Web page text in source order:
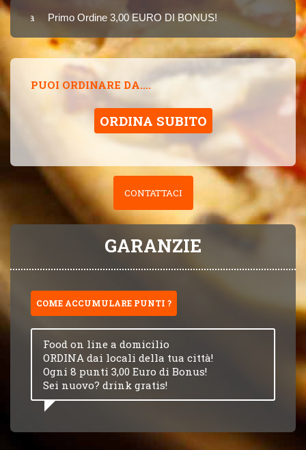
Primo Ordine 3,00 EURO DI BONUS!
8 PUNTI 3,00
PUOI ORDINARE DA....
ORDINA SUBITO
CONTATTACI
GARANZIE
COME ACCUMULARE PUNTI ?
Food on line a domicilio
ORDINA dai locali della tua città!
Ogni 8 punti 3,00 Euro di Bonus!
Sei nuovo? drink gratis!